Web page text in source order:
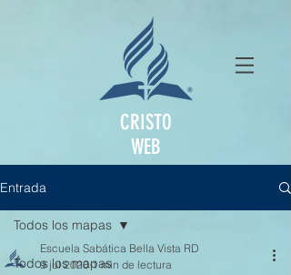
CRISTO
WEB
Entrada
Todos los mapas
Todos los mapas
Escuela Sabática Bella Vista RD
9 jul 2020 1 min de lectura